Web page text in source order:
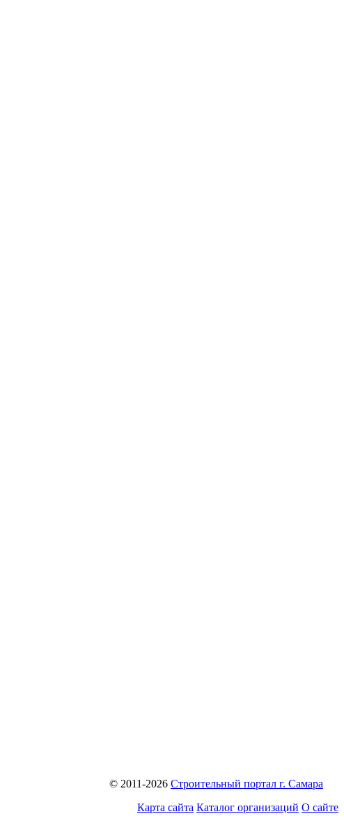
© 2011-2026 Строительный портал г. Самара
Карта сайта Каталог организаций О сайте